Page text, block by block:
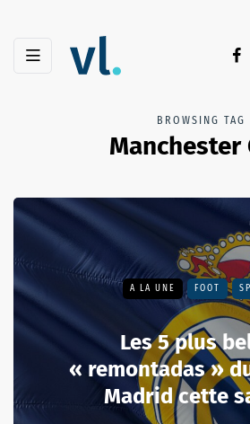
BROWSING TAG
Manchester
A LA UNE FOOT
Les 5 plus
« remontadas »
Madrid cette